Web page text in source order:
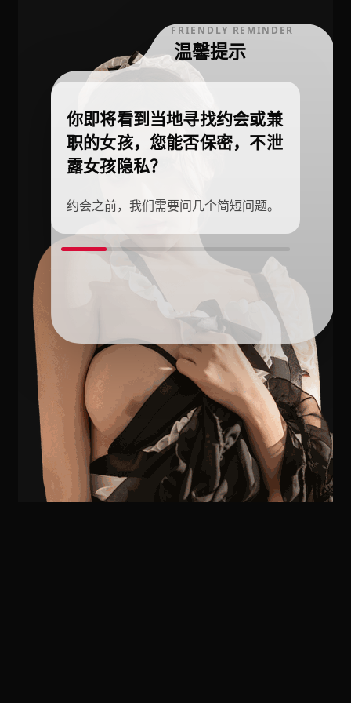
FRIENDLY REMINDER
温馨提示
你即将看到当地寻找约会或兼
职的女孩，您能否保密，不泄
露女孩隐私？
约会之前，我们需要问几个简短问题。